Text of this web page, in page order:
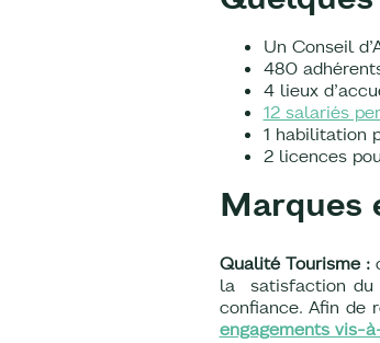
Un Conseil
480
4 lieux
12 salariés
1 habilitation
2 licences
Marques
Qualité Tourisme :
la satisfaction du
confiance. Afin de
engagements vis-